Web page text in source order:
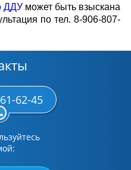
ДДУ может быть взыскана
по тел. 8-906-807-
62-45